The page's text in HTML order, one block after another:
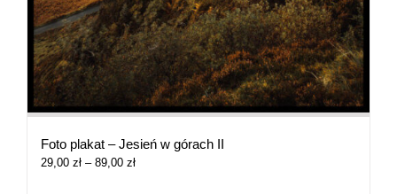
Foto plakat – Jesień w górach II
29,00 zł – 89,00 złZakres